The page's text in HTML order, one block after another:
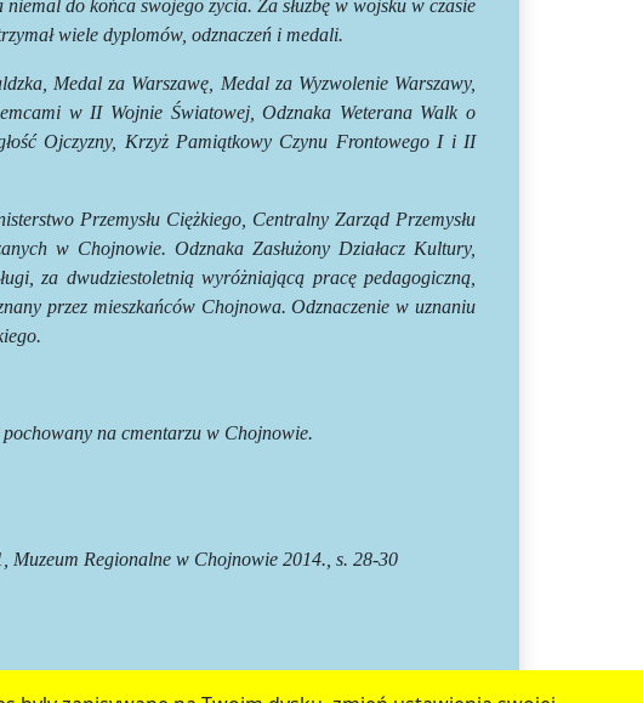
do końca swojego życia. Za służbę w wojsku w czasie
wiele dyplomów, odznaczeń i medali.
Medal za Warszawę, Medal za Wyzwolenie Warszawy,
w II Wojnie Światowej, Odznaka Weterana Walk o
Ojczyzny, Krzyż Pamiątkowy Czynu Frontowego I i II
Przemysłu Ciężkiego, Centralny Zarząd Przemysłu
w Chojnowie. Odznaka Zasłużony Działacz Kultury,
za dwudziestoletnią wyróżniającą pracę pedagogiczną,
przez mieszkańców Chojnowa. Odznaczenie w uznaniu
na cmentarzu w Chojnowie.
Muzeum Regionalne w Chojnowie 2014., s. 28-30